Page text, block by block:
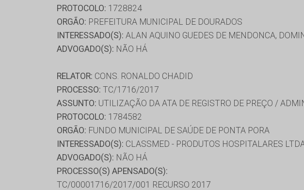
PROTOCOLO: 1728824
ORGÃO: PREFEITURA MUNICIPAL DE DOURADOS
INTERESSADO(S): ALAN AQUINO GUEDES DE MENDONCA,
ADVOGADO(S): NÃO HÁ
RELATOR: CONS. RONALDO CHADID
PROCESSO: TC/1716/2017
ASSUNTO: UTILIZAÇÃO DA ATA DE REGISTRO DE PREÇO /
PROTOCOLO: 1784582
ORGÃO: FUNDO MUNICIPAL DE SAÚDE DE PONTA PORA
INTERESSADO(S): CLASSMED - PRODUTOS HOSPITALARES
ADVOGADO(S): NÃO HÁ
PROCESSO(S) APENSADO(S):
TC/00001716/2017/001 RECURSO 2017